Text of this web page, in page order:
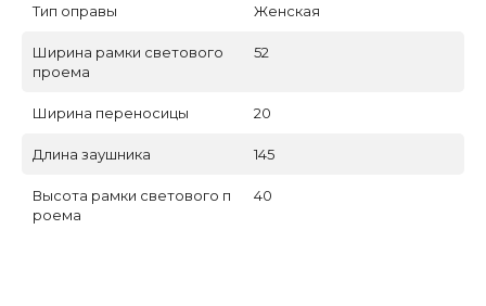
Тип оправы Женская
Ширина рамки светового
проема
52
Ширина переносицы 20
Длина заушника 145
Высота рамки светового п
роема
40